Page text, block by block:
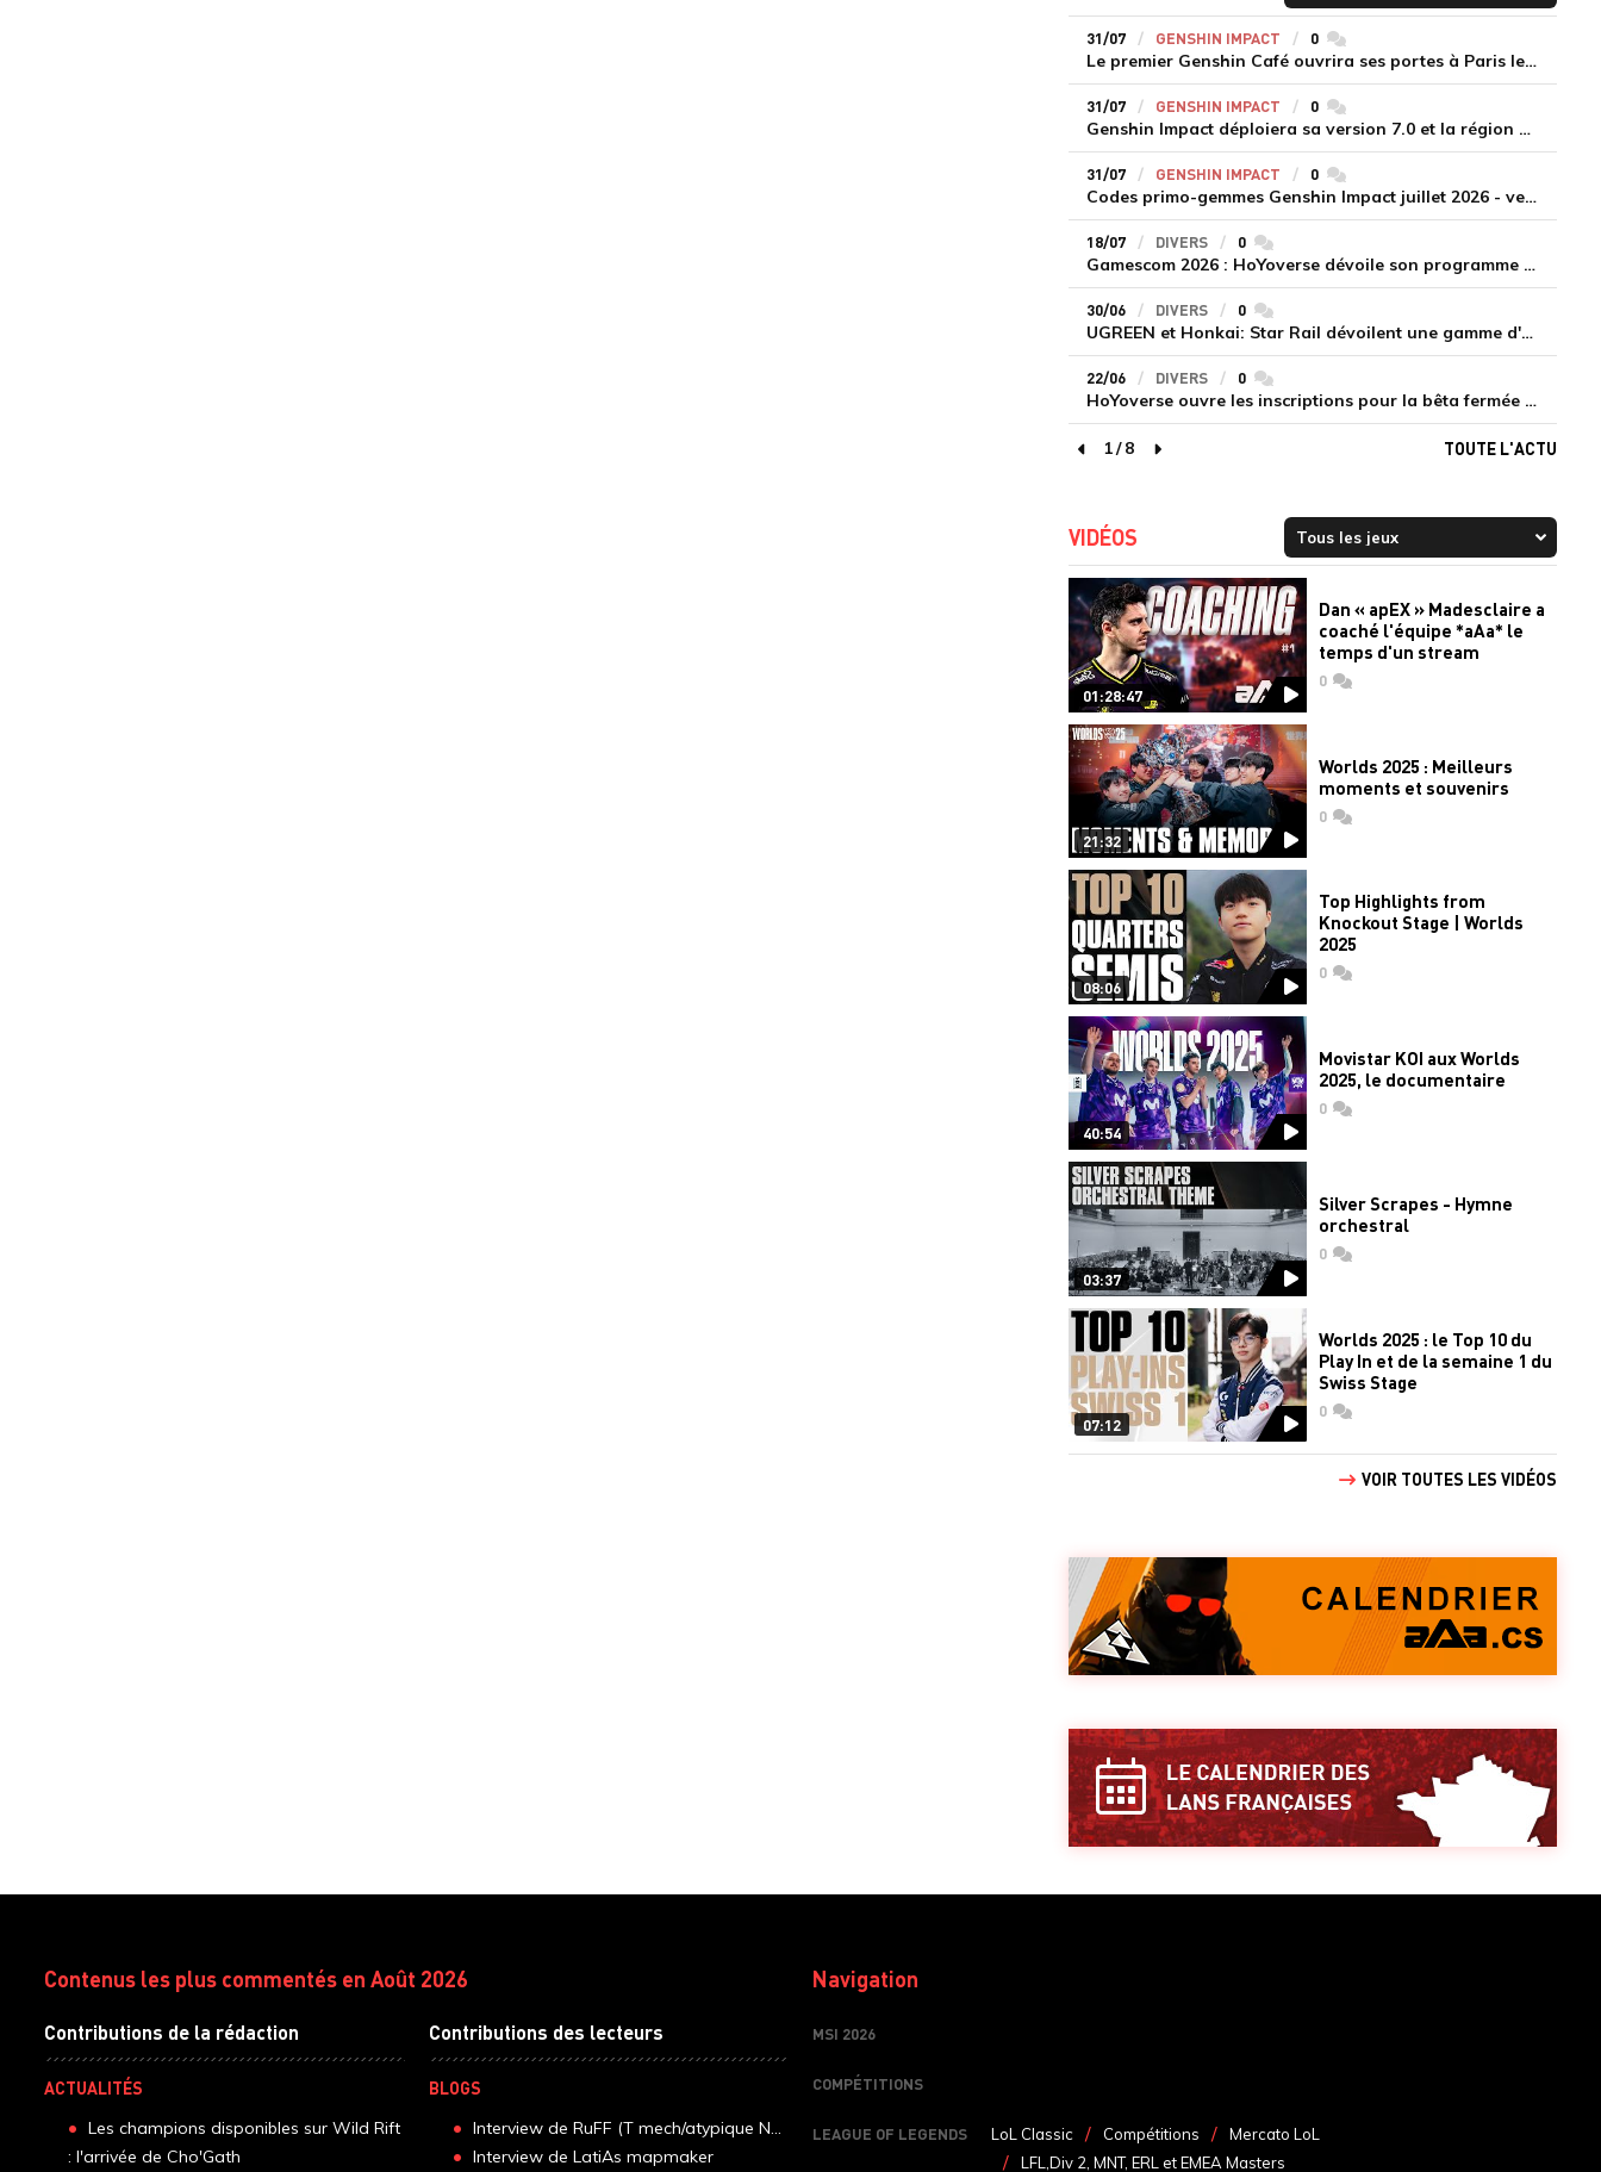
31/07 GENSHIN IMPACT 0commentaires
Le premier Genshin Café ouvrira ses portes à Paris le 14 août
31/07 GENSHIN IMPACT 0commentaires
Genshin Impact déploiera sa version 7.0 et la région de Snezhnaya le 12 août
31/07 GENSHIN IMPACT 0commentaires
Codes primo-gemmes Genshin Impact juillet 2026 - version 7.0
18/07 DIVERS 0commentaires
Gamescom 2026 : HoYoverse dévoile son programme et présente deux nouveaux jeux inédits
30/06 DIVERS 0commentaires
UGREEN et Honkai: Star Rail dévoilent une gamme d'accessoires de recharge en édition limitée
22/06 DIVERS 0commentaires
HoYoverse ouvre les inscriptions pour la bêta fermée de Honkai : Nexus Anima
page précédente
1/8
page suivante
TOUTE L'ACTU
VIDÉOS
01:28:47
Dan « apEX » Madesclaire a
coaché l'équipe *aAa* le
temps d'un stream
0commentaires
21:32
Worlds 2025 : Meilleurs
moments et souvenirs
0commentaires
08:06
Top Highlights from
Knockout Stage | Worlds
2025
0commentaires
40:54
Movistar KOI aux Worlds
2025, le documentaire
0commentaires
03:37
Silver Scrapes - Hymne
orchestral
0commentaires
07:12
Worlds 2025 : le Top 10 du
Play In et de la semaine 1 du
Swiss Stage
0commentaires
VOIR TOUTES LES VIDÉOS
Contenus les plus commentés en Août 2026
Contributions de la rédaction
ACTUALITÉS
Les champions disponibles sur Wild Rift
: l'arrivée de Cho'Gath
Contributions des lecteurs
BLOGS
Interview de RuFF (T mech/atypique N...
Interview de LatiAs mapmaker
Navigation
MSI 2026
COMPÉTITIONS
LEAGUE OF LEGENDS LoL Classic Compétitions
Mercato LoL
LFL,Div 2, MNT, ERL et EMEA Masters